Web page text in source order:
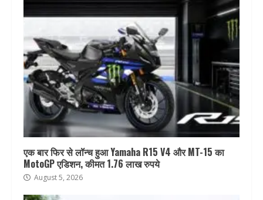
एक बार फिर से लॉन्च हुआ Yamaha R15 V4 और MT-15 का
MotoGP एडिशन, कीमत 1.76 लाख रुपये
August 5, 2026